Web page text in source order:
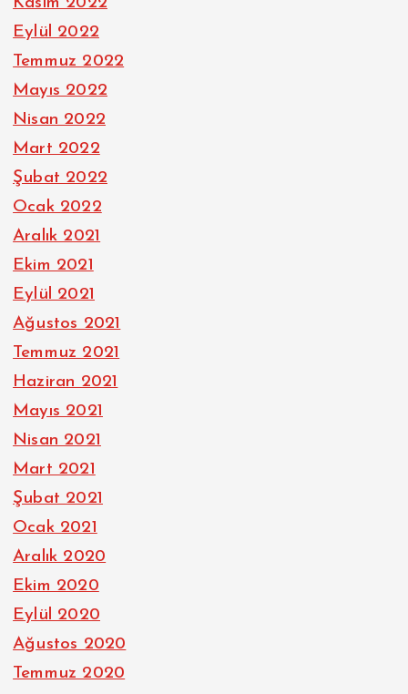
Eylül 2022
Temmuz 2022
Mayıs 2022
Nisan 2022
Mart 2022
Şubat 2022
Ocak 2022
Aralık 2021
Ekim 2021
Eylül 2021
Ağustos 2021
Temmuz 2021
Haziran 2021
Mayıs 2021
Nisan 2021
Mart 2021
Şubat 2021
Ocak 2021
Aralık 2020
Ekim 2020
Eylül 2020
Ağustos 2020
Temmuz 2020